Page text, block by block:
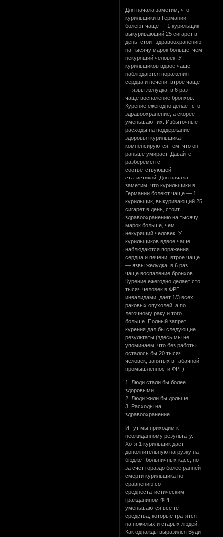
Для начала заметим, что
курильщики в Германии
болеют чаще — 1 курильщик,
выкуривающий 25 сигарет в
день, стоит здравоохранению
на тысячу марок больше, чем
некурящий человек. У
курильщиков вдвое чаще
наблюдаются поражения
сердца и печени, втрое чаще
— язвы желудка, в 6 раз
чаще воспаление бронхов.
Курение ежегодно делает сто
здравоохранение, а скорее
уменьшают их. Избыточные
расходы на поддержание
здоровья курильщика
компенсируются тем, что он
раньше умирает. Давайте
разберемся с
соответствующей
статистикой. Для начала
заметим, что курильщики в
Германии болеют чаще — 1
курильщик, выкуривающий 25
сигарет в день, стоит
здравоохранению на тысячу
марок больше, чем
некурящий человек. У
курильщиков вдвое чаще
наблюдаются поражения
сердца и печени, втрое чаще
— язвы желудка, в 6 раз
чаще воспаление бронхов.
Курение ежегодно делает сто
тысяч человек в ФРГ
инвалидами, дает 1/3 всех
раковых опухолей, а по
легочному раку и того
больше. Полный запрет
курения дал бы следующие
результаты (здесь мы не
упоминаем, что без работы
осталось бы 20 тысяч
человек, занятых в табачной
промышленности ФРГ):
1. Люди стали бы более
здоровыми.
2. Люди жили бы дольше.
3. Расходы на
здравоохранение…
И тут мы приходим к
неожиданному результату.
Хотя 1 курильщик дает
дополнительную нагрузку на
бюджет больничных касс, но
за счет гораздо более ранней
смерти курильщика по
сравнению со
среднестатистическим
гражданином ФРГ
уменьшаются все те
средства, которые тратятся
на пожилых и старых людей.
Как однажды выразился Вуди